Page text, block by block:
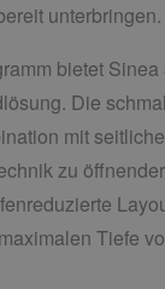
unterbringen.
bietet
Die
mit
zu
Tiefe